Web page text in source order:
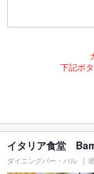
下記ボ
イタリア食堂
ダイニングバー・バル